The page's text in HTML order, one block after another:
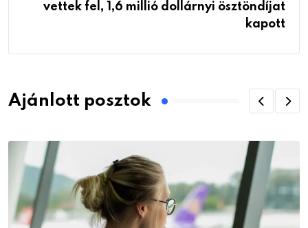
vettek fel, 1,6 millió dollárnyi ösztöndíjat
kapott
Ajánlott posztok